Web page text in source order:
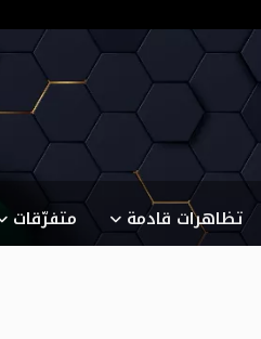
تظاهرات قادمة متفرّقات